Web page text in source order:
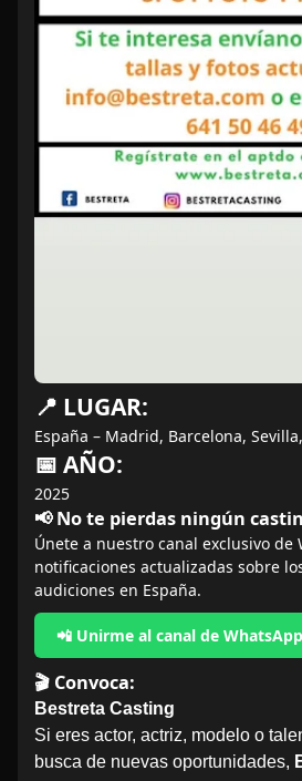
📍 LUGAR:
España – Madrid, Barcelona,
📅 AÑO:
2025
📢 No te pierdas ningún
Únete a nuestro canal exclusivo de
notificaciones actualizadas sobre
audiciones en España.
📲 Unirme al canal de WhatsApp
🎬 Convoca:
Bestreta Casting
Si eres actor, actriz, modelo o
busca de nuevas oportunidades,